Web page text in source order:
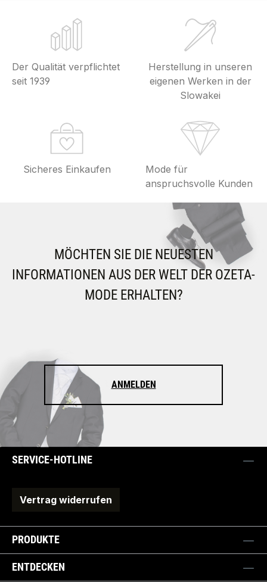
Der Qualität verpflichtet
seit 1939
Herstellung in unseren
eigenen Werken in der
Slowakei
Sicheres Einkaufen
Mode für
anspruchsvolle Kunden
MÖCHTEN SIE DIE NEUESTEN
INFORMATIONEN AUS DER WELT DER OZETA-
MODE ERHALTEN?
ANMELDEN
SERVICE-HOTLINE
Vertrag widerrufen
PRODUKTE
ENTDECKEN